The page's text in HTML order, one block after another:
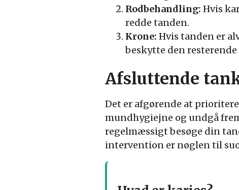
Rodbehandling: Hvis
redde tanden.
Krone: Hvis tanden er
beskytte den resterende
Afsluttende
Det er afgørende at
mundhygiejne og undgå
regelmæssigt besøge din
intervention er nøglen til